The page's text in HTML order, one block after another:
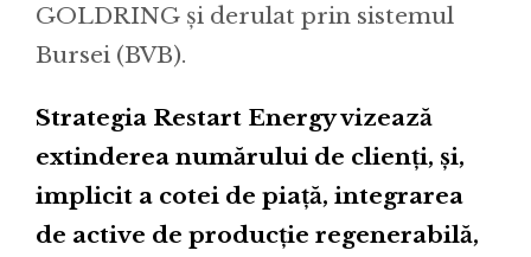
GOLDRING și derulat prin sistemul
Bursei (BVB).
Strategia Restart Energy vizează
extinderea numărului de clienți, și,
implicit a cotei de piață, integrarea
de active de producție regenerabilă,